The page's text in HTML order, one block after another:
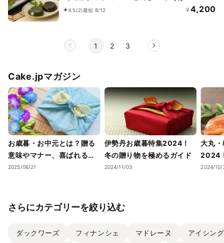
スイーツ 食べ物 風呂敷包み 送料無料 お
4.5(2)最短 8/12 ¥ 4,200
1 2 3
Cake.jpマガジン
お歳暮・お中元とは？贈る
意味やマナー、喜ばれるギ
フトのポイントまで徹底解
2025/06/21
伊勢丹お歳暮特集2024！
冬の贈り物を極めるガイド
2024/11/03
大丸
2024
ェック
2024/10/
さらにカテゴリーを絞り込む
ダックワーズ フィナンシェ マドレーヌ アイシン